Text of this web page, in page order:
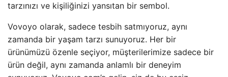
tarzınızı ve kişiliğinizi yansıtan bir sembol.
Vovoyo olarak, sadece tesbih satmıyoruz, aynı
zamanda bir yaşam tarzı sunuyoruz. Her bir
ürünümüzü özenle seçiyor, müşterilerimize sadece bir
ürün değil, aynı zamanda anlamlı bir deneyim